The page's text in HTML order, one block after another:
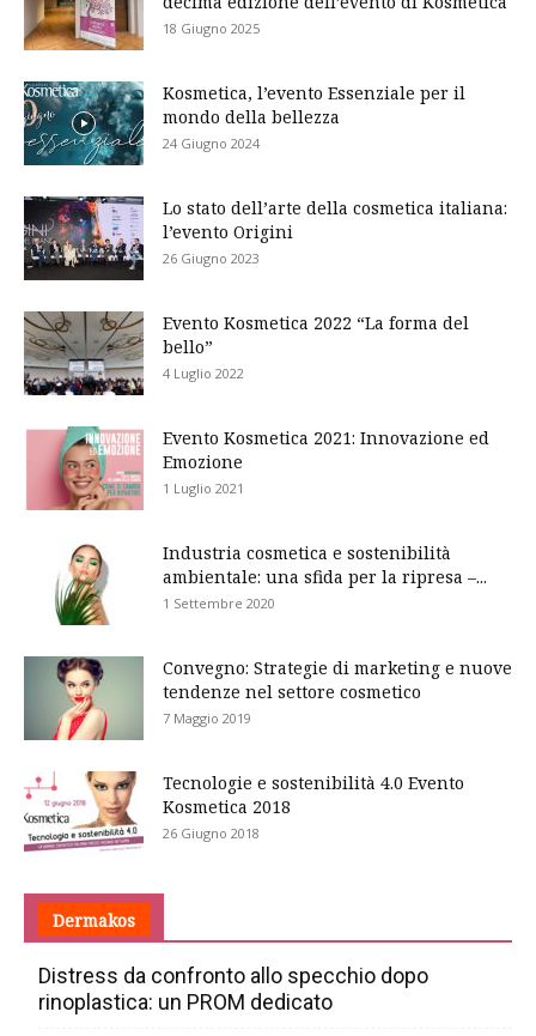
18 Giugno 2025
Kosmetica, l’evento Essenziale per il
mondo della bellezza
24 Giugno 2024
Lo stato dell’arte della cosmetica italiana:
l’evento Origini
26 Giugno 2023
Evento Kosmetica 2022 “La forma del
bello”
4 Luglio 2022
Evento Kosmetica 2021: Innovazione ed
Emozione
1 Luglio 2021
Industria cosmetica e sostenibilità
ambientale: una sfida per la ripresa –...
1 Settembre 2020
Convegno: Strategie di marketing e nuove
tendenze nel settore cosmetico
7 Maggio 2019
Tecnologie e sostenibilità 4.0 Evento
Kosmetica 2018
26 Giugno 2018
Dermakos
Distress da confronto allo specchio dopo
rinoplastica: un PROM dedicato